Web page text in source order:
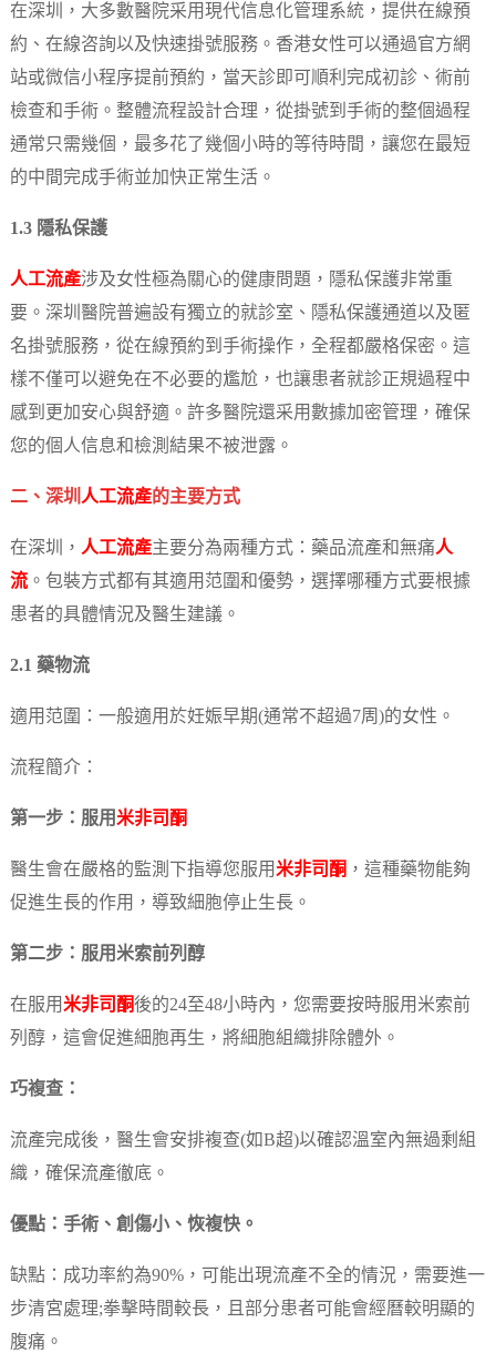
在深圳，大多數醫院采用現代信息化管理系統，提供在線預
約、在線咨詢以及快速掛號服務。香港女性可以通過官方網
站或微信小程序提前預約，當天診即可順利完成初診、術前
檢查和手術。整體流程設計合理，從掛號到手術的整個過程
通常只需幾個，最多花了幾個小時的等待時間，讓您在最短
的中間完成手術並加快正常生活。
1.3 隱私保護
人工流產涉及女性極為關心的健康問題，隱私保護非常重
要。深圳醫院普遍設有獨立的就診室、隱私保護通道以及匿
名掛號服務，從在線預約到手術操作，全程都嚴格保密。這
樣不僅可以避免在不必要的尷尬，也讓患者就診正規過程中
感到更加安心與舒適。許多醫院還采用數據加密管理，確保
您的個人信息和檢測結果不被泄露。
二、深圳 人工流產的主要方式
在深圳， 人工流產主要分為兩種方式：藥品流產和無痛人
流。包裝方式都有其適用范圍和優勢，選擇哪種方式要根據
患者的具體情況及醫生建議。
2.1 藥物流
適用范圍：一般適用於妊娠早期(通常不超過7周)的女性。
流程簡介：
第一步：服用米非司酮
醫生會在嚴格的監測下指導您服用米非司酮 ，這種藥物能夠
促進生長的作用，導致細胞停止生長。
第二步：服用米索前列醇
在服用米非司酮後的24至48小時內，您需要按時服用米索前
列醇，這會促進細胞再生，將細胞組織排除體外。
巧複查：
流產完成後，醫生會安排複查(如B超)以確認溫室內無過剩組
織，確保流產徹底。
優點：手術、創傷小、恢複快。
缺點：成功率約為90%，可能出現流產不全的情況，需要進一
步清宮處理;拳擊時間較長，且部分患者可能會經曆較明顯的
腹痛。